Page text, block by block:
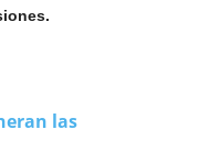
las